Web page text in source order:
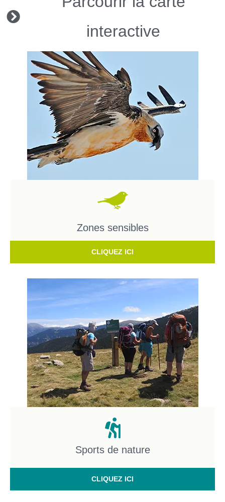
interactive
Zones sensibles
CLIQUEZ ICI
Sports de nature
CLIQUEZ ICI